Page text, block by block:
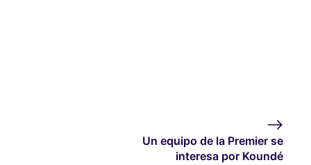
Un equipo de la Premier se
interesa por Koundé